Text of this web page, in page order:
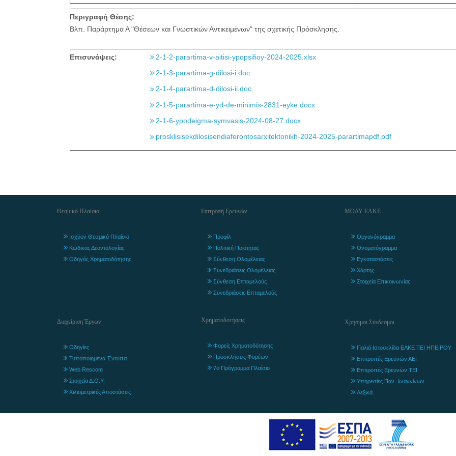
Περιγραφή Θέσης:
Βλπ. Παράρτημα Α "Θέσεων και Γνωστικών Αντικειμένων" της σχετικής Πρόσκλησης.
Επισυνάψεις:
2-1-2-parartima-v-aitisi-ypopsifioy-2024-2025.xlsx
2-1-3-parartima-g-dilosi-i.doc
2-1-4-parartima-d-dilosi-ii.doc
2-1-5-parartima-e-yd-de-minimis-2831-eyke.docx
2-1-6-ypodeigma-symvasis-2024-08-27.docx
prosklisisekdilosisendiaferontosarxitektonikh-2024-2025-parartimapdf.pdf
Θεσμικό Πλαίσιο
Ισχύον Θεσμικό Πλαίσιο
Κώδικας Δεοντολογίας
Οδηγός Χρηματοδότησης
Διαχείριση Έργων
Οδηγίες
Τυποποιημένα Έντυπα
Web Rescom
Στοιχεία Δ.Ο.Υ.
Χιλιομετρικές Αποστάσεις
Επιτροπή Ερευνών
Προφίλ
Πολιτική Ποιότητας
Σύνθεση Ολομέλειας
Συνεδριάσεις Ολομέλειας
Σύνθεση Επταμελούς
Συνεδριάσεις Επταμελούς
Χρηματοδοτήσεις
Φορείς Χρηματοδότησης
Προσκλήσεις Φορέων
7ο Πρόγραμμα Πλαίσιο
ΜΟΔΥ ΕΛΚΕ
Οργανόγραμμα
Ονοματόγραμμα
Εγκαταστάσεις
Χάρτης
Στοιχεία Επικοινωνίας
Χρήσιμοι Σύνδεσμοι
Παλιά Ιστοσελίδα ΕΛΚΕ ΤΕΙ ΗΠΕΙΡΟΥ
Επιτροπές Ερευνών ΑΕΙ
Επιτροπές Ερευνών ΤΕΙ
Υπηρεσίες Παν. Ιωαννίνων
Λεξικά